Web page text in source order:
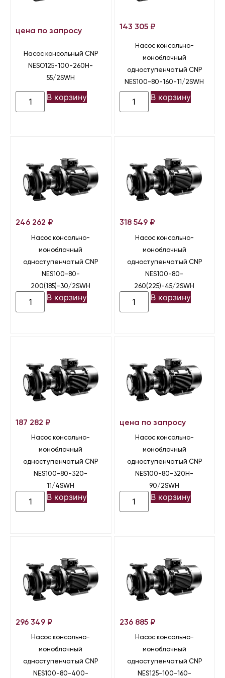
цена по запросу
Насос консольный CNP
NESO125-100-260H-
55/2SWH
В корзину
143 305 ₽
Насос консольно-
моноблочный
одноступенчатый CNP
NES100-80-160-11/2SWH
В корзину
246 262 ₽
Насос консольно-
моноблочный
одноступенчатый CNP
NES100-80-
200(185)-30/2SWH
В корзину
318 549 ₽
Насос консольно-
моноблочный
одноступенчатый CNP
NES100-80-
260(225)-45/2SWH
В корзину
187 282 ₽
Насос консольно-
моноблочный
одноступенчатый CNP
NES100-80-320-
11/4SWH
В корзину
цена по запросу
Насос консольно-
моноблочный
одноступенчатый CNP
NES100-80-320H-
90/2SWH
В корзину
296 349 ₽
Насос консольно-
моноблочный
одноступенчатый CNP
NES100-80-400-
236 885 ₽
Насос консольно-
моноблочный
одноступенчатый CNP
NES125-100-160-